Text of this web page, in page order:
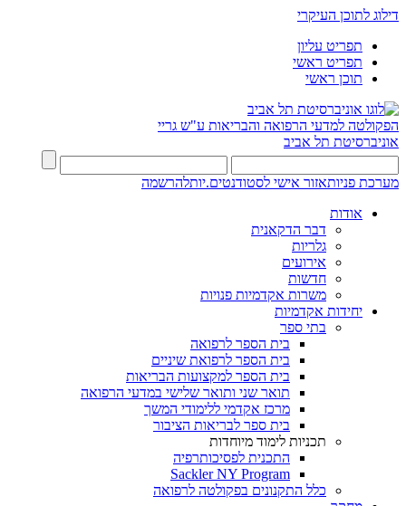
דילוג לתוכן העיקרי
תפריט עליון
תפריט ראשי
תוכן ראשי
הפקולטה למדעי הרפואה והבריאות ע"ש גריי
אוניברסיטת תל אביב
מערכת פניותאזור אישי לסטודנטים.יותלהרשמה
אודות
דבר הדקאנית
גלריות
אירועים
חדשות
משרות אקדמיות פנויות
יחידות אקדמיות
בתי ספר
בית הספר לרפואה
בית הספר לרפואת שיניים
בית הספר למקצועות הבריאות
תואר שני ותואר שלישי במדעי הרפואה
מרכז אקדמי ללימודי המשך
בית ספר לבריאות הציבור
תכניות לימוד מיוחדות
התכנית לפסיכותרפיה
Sackler NY Program
כלל התקנונים בפקולטה לרפואה